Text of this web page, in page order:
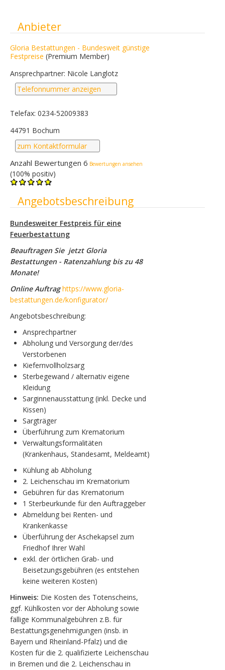
Ausblenden
Anbieter
Gloria Bestattungen - Bundesweit günstige
Festpreise (Premium Member)
Ansprechpartner: Nicole Langlotz
Telefonnummer anzeigen
Telefax: 0234-52009383
44791 Bochum
zum Kontaktformular
Anzahl Bewertungen 6 Bewertungen ansehen
(100% positiv)
Ausblenden
Angebotsbeschreibung
Bundesweiter Festpreis für eine
Feuerbestattung
Beauftragen Sie jetzt Gloria
Bestattungen - Ratenzahlung bis zu 48
Monate!
Online Auftraghttps://www.gloria-
bestattungen.de/konfigurator/
Angebotsbeschreibung:
Ansprechpartner
Abholung und Versorgung der/des
Verstorbenen
Kiefernvollholzsarg
Sterbegewand / alternativ eigene
Kleidung
Sarginnenausstattung (inkl. Decke und
Kissen)
Sargträger
Überführung zum Krematorium
Verwaltungsformalitäten
(Krankenhaus, Standesamt, Meldeamt)
Kühlung ab Abholung
2. Leichenschau im Krematorium
Gebühren für das Krematorium
1 Sterbeurkunde für den Auftraggeber
Abmeldung bei Renten- und
Krankenkasse
Überführung der Aschekapsel zum
Friedhof Ihrer Wahl
exkl. der örtlichen Grab- und
Beisetzungsgebühren (es entstehen
keine weiteren Kosten)
Hinweis: Die Kosten des Totenscheins,
ggf. Kühlkosten vor der Abholung sowie
fällige Kommunalgebühren z.B. für
Bestattungsgenehmigungen (insb. in
Bayern und Rheinland-Pfalz) und die
Kosten für die 2. qualifizierte Leichenschau
in Bremen und die 2. Leichenschau in